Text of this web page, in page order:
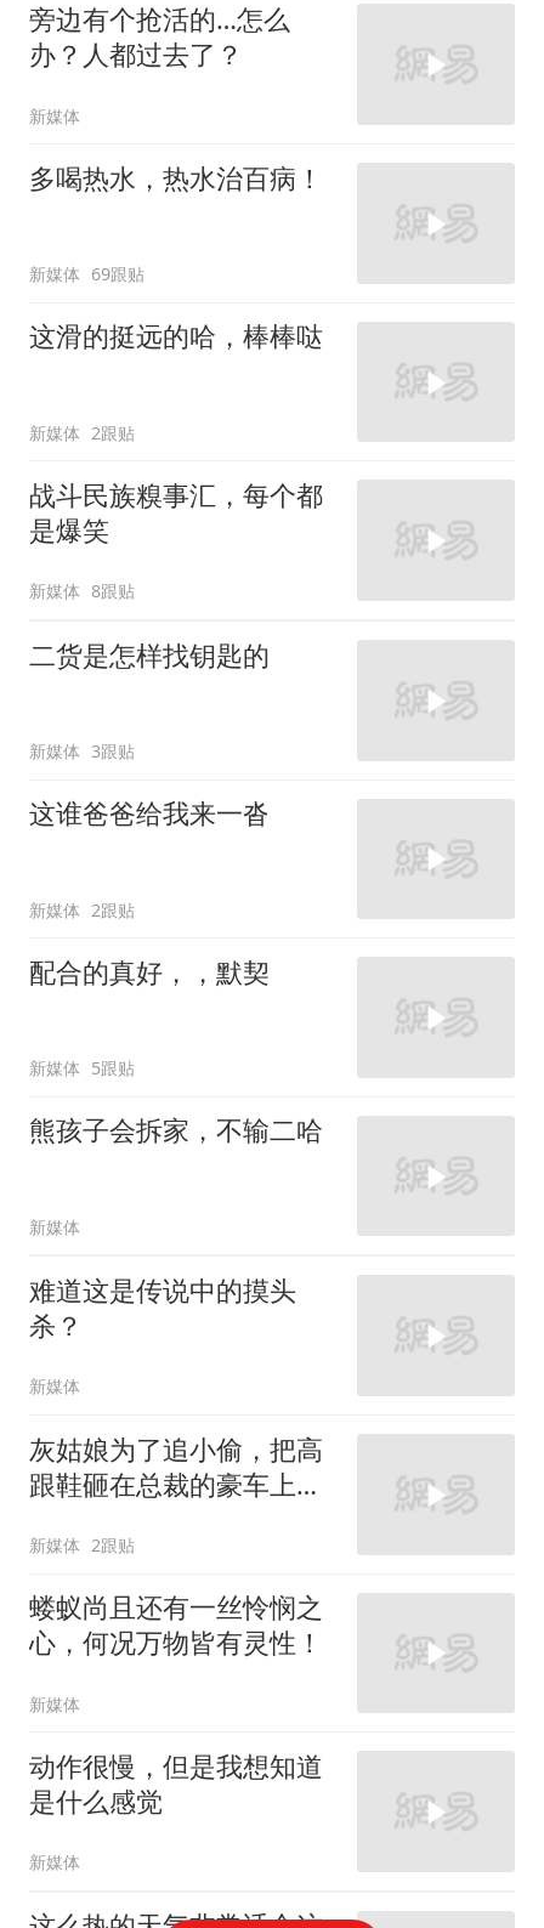
旁边有个抢活的…怎么
办？人都过去了？
新媒体
多喝热水，热水治百病！
新媒体 69跟贴
这滑的挺远的哈，棒棒哒
新媒体 2跟贴
战斗民族糗事汇，每个都
是爆笑
新媒体 8跟贴
二货是怎样找钥匙的
新媒体 3跟贴
这谁爸爸给我来一沓
新媒体 2跟贴
配合的真好，，默契
新媒体 5跟贴
熊孩子会拆家，不输二哈
新媒体
难道这是传说中的摸头
杀？
新媒体
灰姑娘为了追小偷，把高
跟鞋砸在总裁的豪车上，
新媒体 2跟贴
蝼蚁尚且还有一丝怜悯之
心，何况万物皆有灵性！
新媒体
动作很慢，但是我想知道
是什么感觉
新媒体